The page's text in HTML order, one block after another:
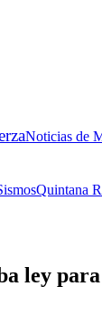
Noticias de
Quintana
ley